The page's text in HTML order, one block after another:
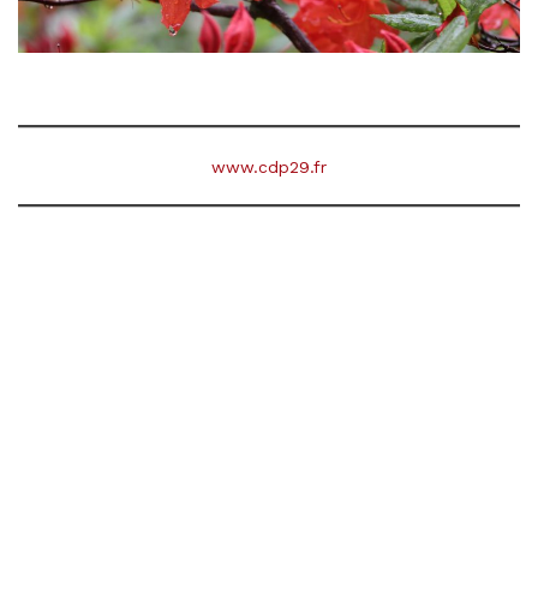
www.cdp29.fr